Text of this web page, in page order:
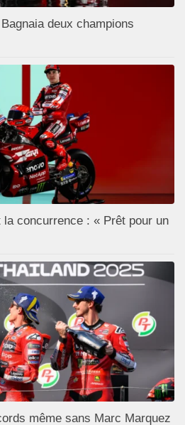
deux champions
concurrence : « Prêt pour un
même sans Marc Marquez